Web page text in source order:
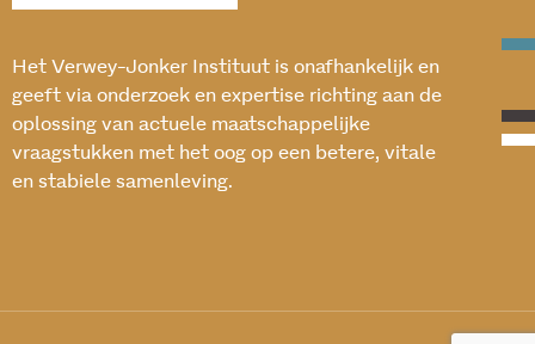
Het Verwey-Jonker Instituut is onafhankelijk en
geeft via onderzoek en expertise richting aan de
oplossing van actuele maatschappelijke
vraagstukken met het oog op een betere, vitale
en stabiele samenleving.